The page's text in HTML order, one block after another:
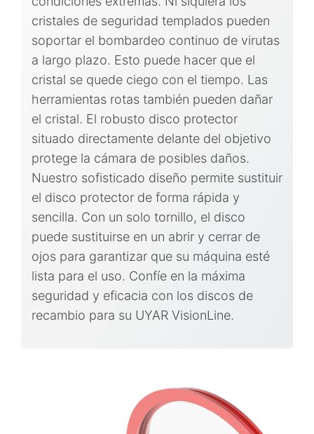
cristales de seguridad templados pueden
soportar el bombardeo continuo de virutas
a largo plazo. Esto puede hacer que el
cristal se quede ciego con el tiempo. Las
herramientas rotas también pueden dañar
el cristal. El robusto disco protector
situado directamente delante del objetivo
protege la cámara de posibles daños.
Nuestro sofisticado diseño permite sustituir
el disco protector de forma rápida y
sencilla. Con un solo tornillo, el disco
puede sustituirse en un abrir y cerrar de
ojos para garantizar que su máquina esté
lista para el uso. Confíe en la máxima
seguridad y eficacia con los discos de
recambio para su UYAR VisionLine.